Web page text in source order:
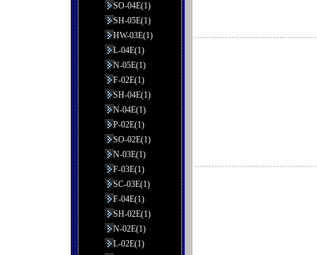
SO-04E(1)
SH-05E(1)
HW-03E(1)
L-04E(1)
N-05E(1)
F-02E(1)
SH-04E(1)
N-04E(1)
P-02E(1)
SO-02E(1)
N-03E(1)
F-03E(1)
SC-03E(1)
F-04E(1)
SH-02E(1)
N-02E(1)
L-02E(1)